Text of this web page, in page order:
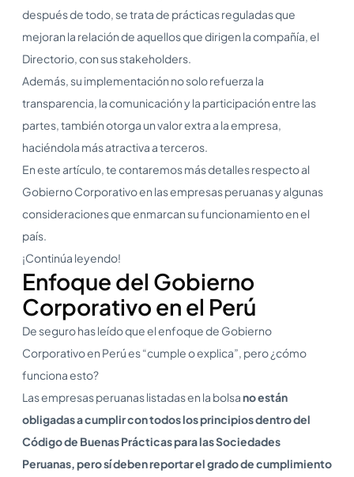
después de todo, se trata de prácticas reguladas que
mejoran la relación de aquellos que dirigen la compañía, el
Directorio, con sus stakeholders.
Además, su implementación no solo refuerza la
transparencia, la comunicación y la participación entre las
partes, también otorga un valor extra a la empresa,
haciéndola más atractiva a terceros.
En este artículo, te contaremos más detalles respecto al
Gobierno Corporativo en las empresas peruanas y algunas
consideraciones que enmarcan su funcionamiento en el
país.
¡Continúa leyendo!
Enfoque del Gobierno
Corporativo en el Perú
De seguro has leído que el enfoque de Gobierno
Corporativo en Perú es “cumple o explica”, pero ¿cómo
funciona esto?
Las empresas peruanas listadas en la bolsano están
obligadas a cumplir con todos los principios dentro del
Código de Buenas Prácticas para las Sociedades
Peruanas, pero sí deben reportar el grado de cumplimiento